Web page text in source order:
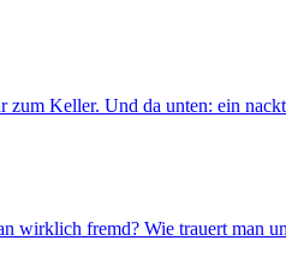
Keller. Und da unten: ein
wirklich fremd? Wie trauert man